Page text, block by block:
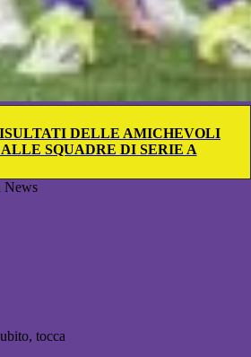
DELLE AMICHEVOLI
SQUADRE DI SERIE A
News
tocca